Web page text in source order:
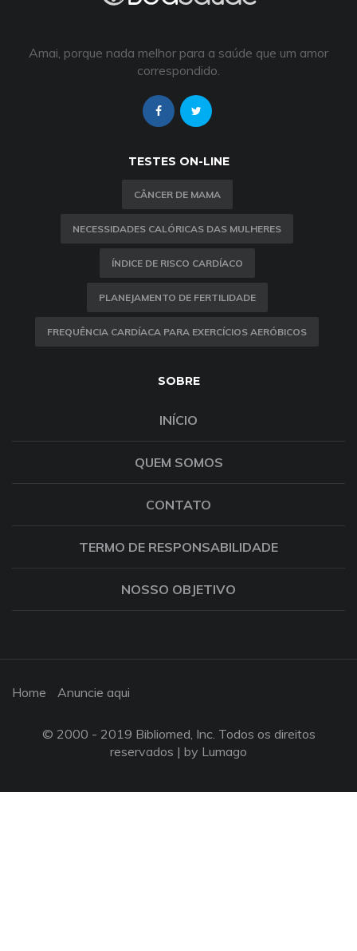
Amai, porque nada melhor para a saúde que um amor
correspondido.
TESTES ON-LINE
CÂNCER DE MAMA
NECESSIDADES CALÓRICAS DAS MULHERES
ÍNDICE DE RISCO CARDÍACO
PLANEJAMENTO DE FERTILIDADE
FREQUÊNCIA CARDÍACA PARA EXERCÍCIOS AERÓBICOS
SOBRE
INÍCIO
QUEM SOMOS
CONTATO
TERMO DE RESPONSABILIDADE
NOSSO OBJETIVO
Home Anuncie aqui
© 2000 - 2019 Bibliomed, Inc. Todos os direitos
reservados | by Lumago